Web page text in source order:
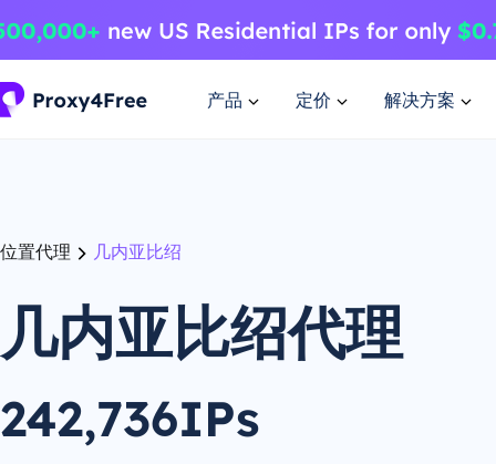
产品 定价 解决方案
位置代理 几内亚比绍
几内亚比绍代理
242,736IPs